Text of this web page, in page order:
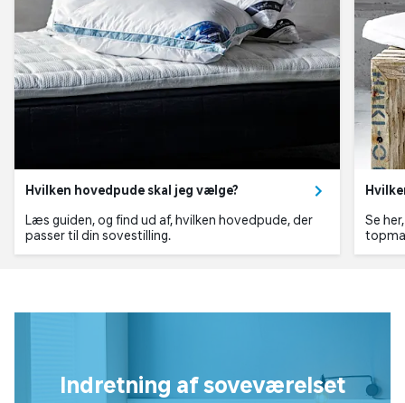
Hvilken hovedpude skal jeg vælge?
Læs guiden, og find ud af, hvilken hovedpude, der
passer til din sovestilling.
Se
Indretning af soveværelset